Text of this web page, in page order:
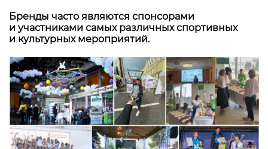
Бренды часто являются спонсорами
и участниками самых различных спортивных
и культурных мероприятий.